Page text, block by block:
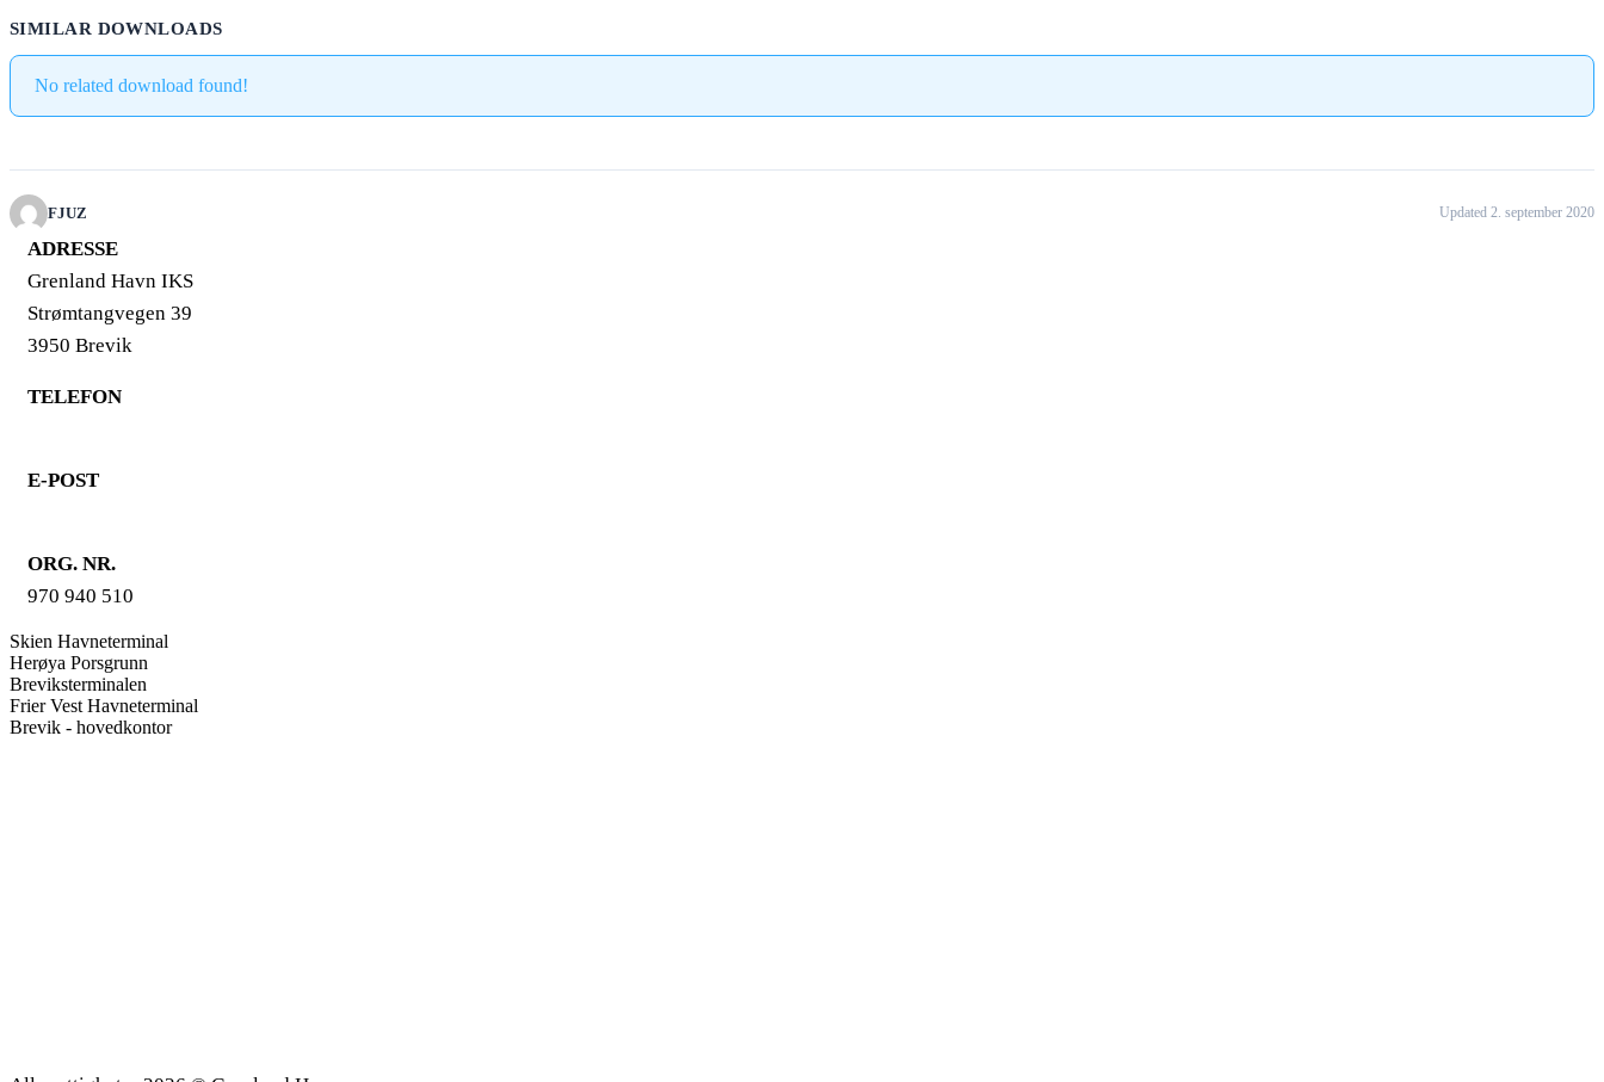
SIMILAR DOWNLOADS
No related download found!
FJUZ Updated 2. september 2020
ADRESSE
Grenland Havn IKS
Strømtangvegen 39
3950 Brevik
TELEFON
E-POST
ORG. NR.
970 940 510
Skien Havneterminal
Herøya Porsgrunn
Breviksterminalen
Frier Vest Havneterminal
Brevik - hovedkontor